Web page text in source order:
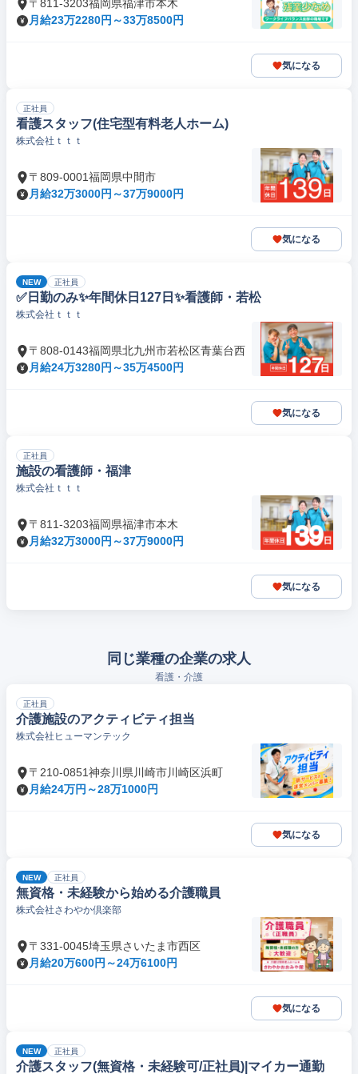
〒811-3203福岡県福津市本木
月給23万2280円～33万8500円
気になる
正社員
看護スタッフ(住宅型有料老人ホーム)
株式会社ｔｔｔ
〒809-0001福岡県中間市
月給32万3000円～37万9000円
気になる
NEW 正社員
✅日勤のみ✨年間休日127日✨看護師・若松
株式会社ｔｔｔ
〒808-0143福岡県北九州市若松区青葉台西
月給24万3280円～35万4500円
気になる
正社員
施設の看護師・福津
株式会社ｔｔｔ
〒811-3203福岡県福津市本木
月給32万3000円～37万9000円
気になる
同じ業種の企業の求人
看護・介護
正社員
介護施設のアクティビティ担当
株式会社ヒューマンテック
〒210-0851神奈川県川崎市川崎区浜町
月給24万円～28万1000円
気になる
NEW 正社員
無資格・未経験から始める介護職員
株式会社さわやか倶楽部
〒331-0045埼玉県さいたま市西区
月給20万600円～24万6100円
気になる
NEW 正社員
介護スタッフ(無資格・未経験可/正社員)|マイカー通勤